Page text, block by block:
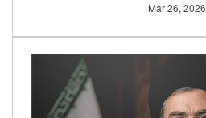
Mar 26, 2026